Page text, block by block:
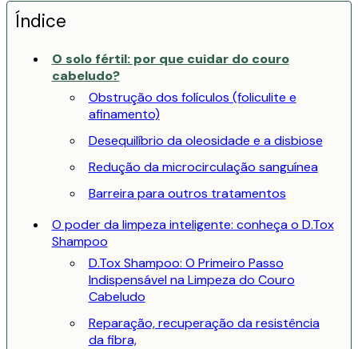
Índice
O solo fértil: por que cuidar do couro
cabeludo?
Obstrução dos folículos (foliculite e
afinamento)
Desequilíbrio da oleosidade e a disbiose
Redução da microcirculação sanguínea
Barreira para outros tratamentos
O poder da limpeza inteligente: conheça o D.Tox
Shampoo
D.Tox Shampoo: O Primeiro Passo
Indispensável na Limpeza do Couro
Cabeludo
Reparação, recuperação da resistência
da fibra,